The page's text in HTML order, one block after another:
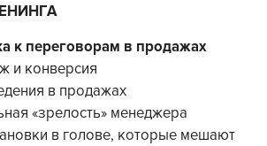
к переговорам в продажах
и конверсия
в продажах
«зрелость» менеджера
в голове, которые мешают